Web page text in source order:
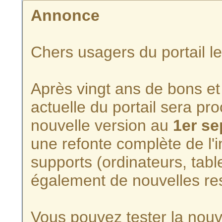
Annonce
Chers usagers du portail
Après vingt ans de bons
actuelle du portail sera
nouvelle version au 1er
une refonte complète de
supports (ordinateurs,
également de nouvelles
Vous pouvez tester la